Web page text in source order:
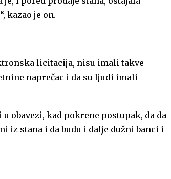
kazao je on.
licitacija, nisu imali takve
naprečac i da su ljudi imali
obavezi, kad pokrene postupak, da da
iz stana i da budu i dalje dužni banci i